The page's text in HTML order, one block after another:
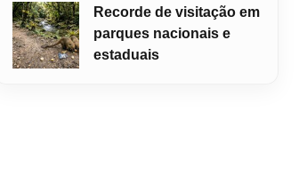
Recorde de visitação em
parques nacionais e
estaduais